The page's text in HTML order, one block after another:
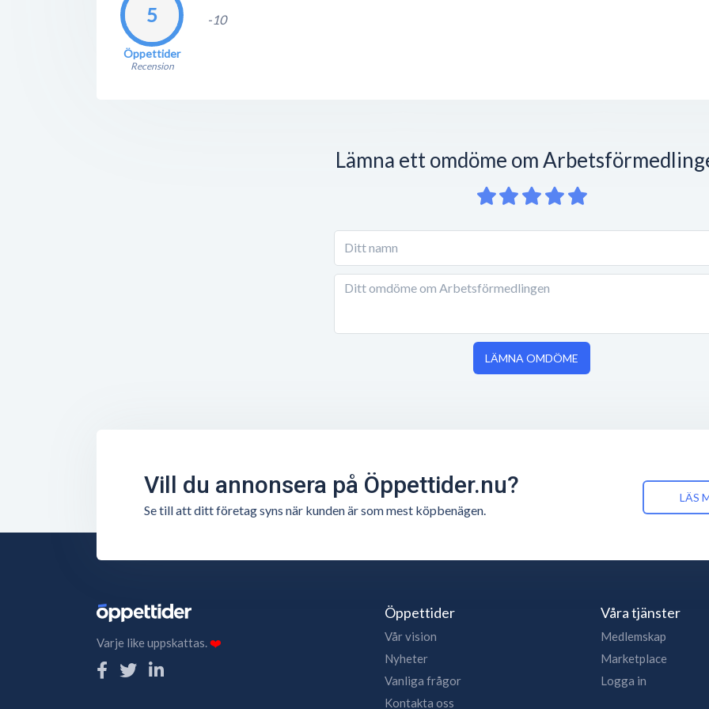
5
Öppettider
Recension
-10
Lämna ett omdöme om
LÄMNA OMDÖME
Vill du annonsera på Öppettider.nu?
Se till att ditt företag syns när kunden är som mest köpbenägen.
LÄS
Varje like uppskattas.❤️
Öppettider
Vår vision
Nyheter
Vanliga frågor
Kontakta oss
Våra tjänster
Medlemskap
Marketplace
Logga in